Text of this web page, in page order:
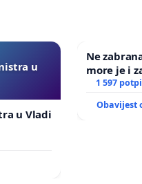
u
u Vladi
Ne
more je i
1 597
Obavijest